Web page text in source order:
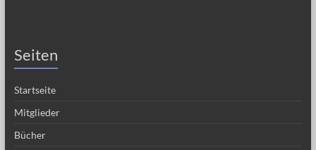
Seiten
Startseite
Mitglieder
Bücher